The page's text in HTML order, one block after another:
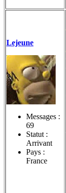
Lejeune
Messages :
69
Statut :
Arrivant
Pays :
France